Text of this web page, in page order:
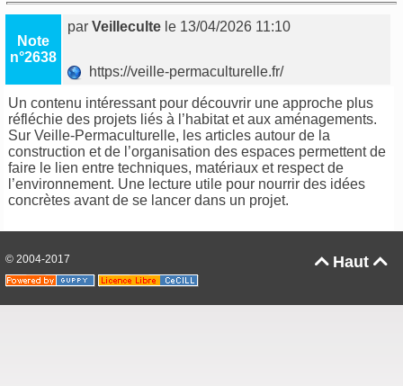
Note
n°2638
parVeilleculte le 13/04/2026 11:10
https://veille-permaculturelle.fr/
Un contenu intéressant pour découvrir une approche plus
réfléchie des projets liés à l’habitat et aux aménagements.
SurVeille-Permaculturelle, les articles autour de la
construction et de l’organisation des espaces permettent de
faire le lien entre techniques, matériaux et respect de
l’environnement. Une lecture utile pour nourrir des idées
concrètes avant de se lancer dans un projet.
Haut 
© 2004-2017